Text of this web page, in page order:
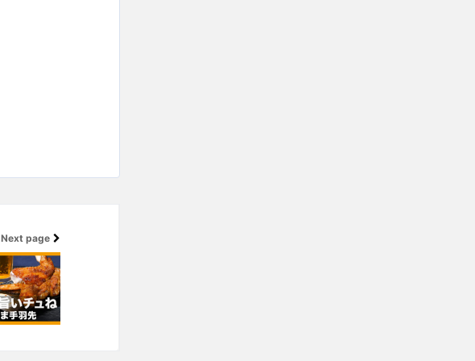
Next page